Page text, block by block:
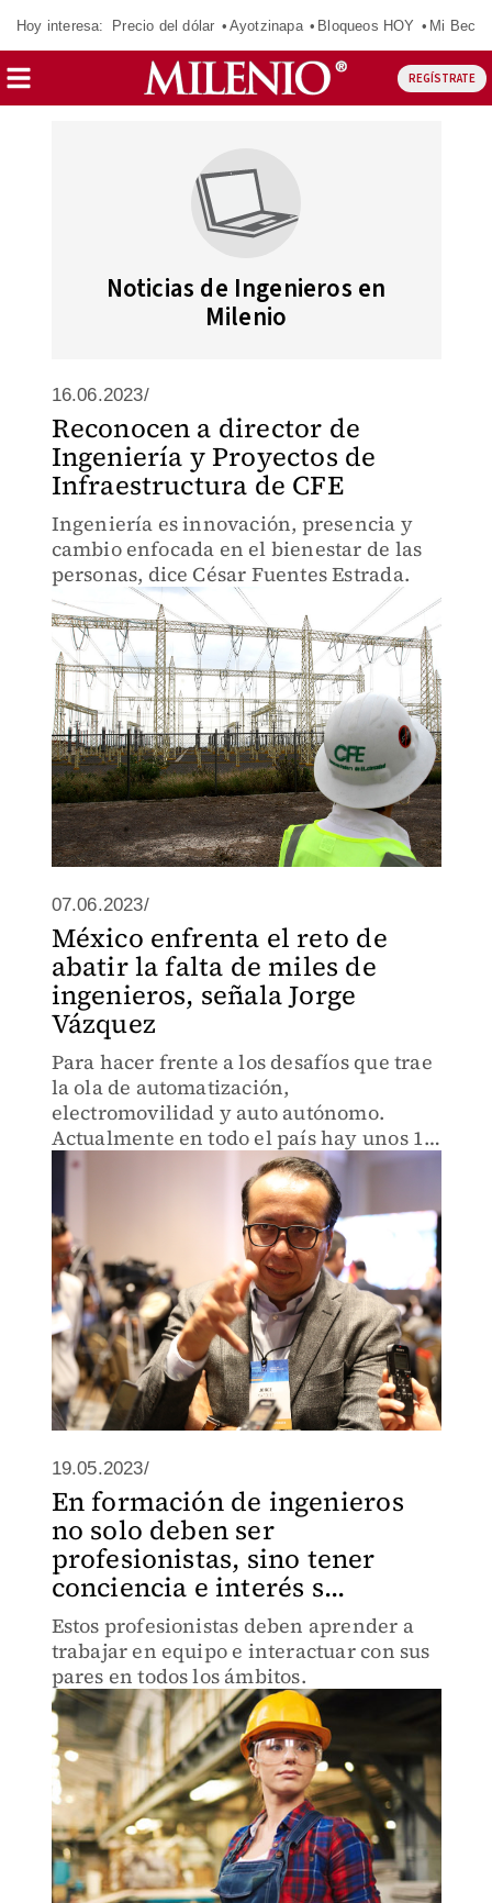
Hoy interesa: Precio del dólar Ayotzinapa Bloqueos HOY Mi Beca
REGÍSTRATE
Noticias de Ingenieros en
Milenio
16.06.2023/
Reconocen a director de
Ingeniería y Proyectos de
Infraestructura de CFE
Ingeniería es innovación, presencia y
cambio enfocada en el bienestar de las
personas, dice César Fuentes Estrada.
07.06.2023/
México enfrenta el reto de
abatir la falta de miles de
ingenieros, señala Jorge
Vázquez
Para hacer frente a los desafíos que trae
la ola de automatización,
electromovilidad y auto autónomo.
Actualmente en todo el país hay unos 10
mil profesionales con conocimiento en
19.05.2023/
En formación de ingenieros
no solo deben ser
profesionistas, sino tener
conciencia e interés s...
Estos profesionistas deben aprender a
trabajar en equipo e interactuar con sus
pares en todos los ámbitos.